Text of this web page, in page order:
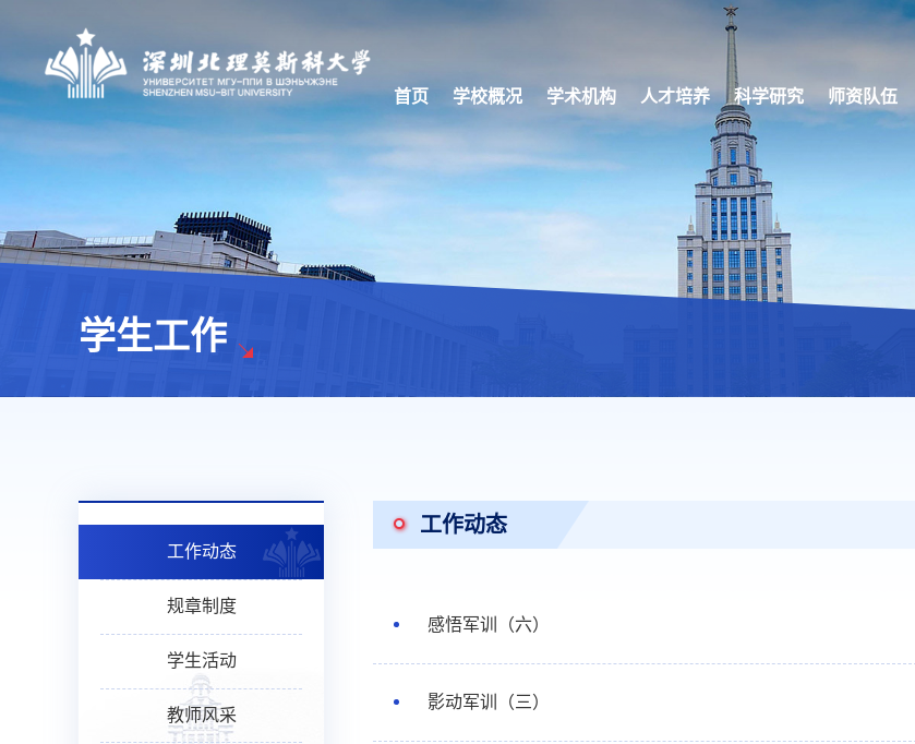
首页 学校概况 学术机构 人才培养 科学研究 师资队伍
学生工作
工作动态
规章制度
学生活动
教师风采
工作动态
感悟军训（六）
影动军训（三）